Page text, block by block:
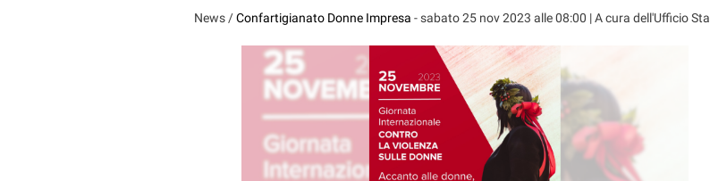
News /Confartigianato Donne Impresa -sabato 25 nov 2023 alle 08:00 | A cura dell'Ufficio